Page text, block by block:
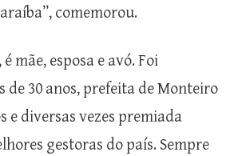
comemorou.
mãe, esposa e avó. Foi
de 30 anos, prefeita de Monteiro
e diversas vezes premiada
gestoras do país. Sempre